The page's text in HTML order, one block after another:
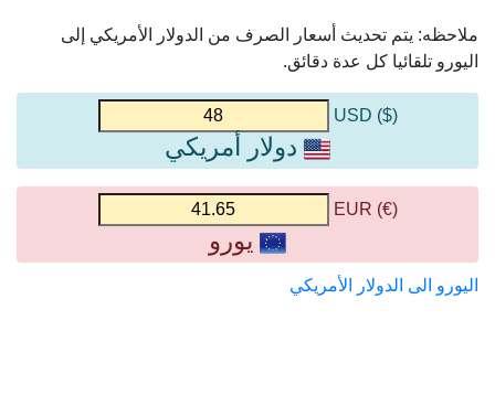
ملاحظه: يتم تحديث أسعار الصرف من الدولار الأمريكي إلى
اليورو تلقائيا كل عدة دقائق.
($) USD
دولار أمريكي
(€) EUR
يورو
اليورو الى الدولار الأمريكي